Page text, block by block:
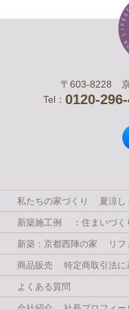
〒603-8228 京
Tel： 0120-
私たちの家づくり 夏涼し
新築施工例 ：住まいづ
新築：京都西陣の家 リ
商品販売 特定商取引法に
よくある質問